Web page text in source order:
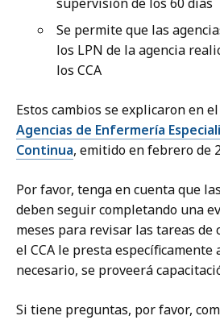
Se permite que las
los LPN de la agencia
los CCA
Estos cambios se explicaron en el
Agencias de Enfermería
Continua, emitido en febrero de
Por favor, tenga en cuenta que
deben seguir completando una
meses para revisar las tareas de
el CCA le presta específicamente
necesario, se proveerá
Si tiene preguntas, por favor,